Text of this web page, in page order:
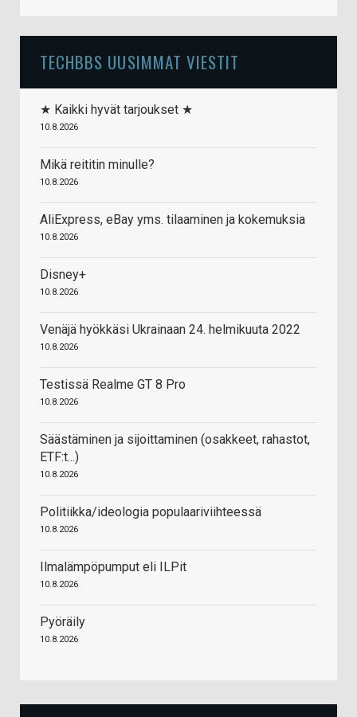
TECHBBS UUSIMMAT VIESTIT
★ Kaikki hyvät tarjoukset ★
10.8.2026
Mikä reititin minulle?
10.8.2026
AliExpress, eBay yms. tilaaminen ja kokemuksia
10.8.2026
Disney+
10.8.2026
Venäjä hyökkäsi Ukrainaan 24. helmikuuta 2022
10.8.2026
Testissä Realme GT 8 Pro
10.8.2026
Säästäminen ja sijoittaminen (osakkeet, rahastot,
ETF:t...)
10.8.2026
Politiikka/ideologia populaariviihteessä
10.8.2026
Ilmalämpöpumput eli ILPit
10.8.2026
Pyöräily
10.8.2026